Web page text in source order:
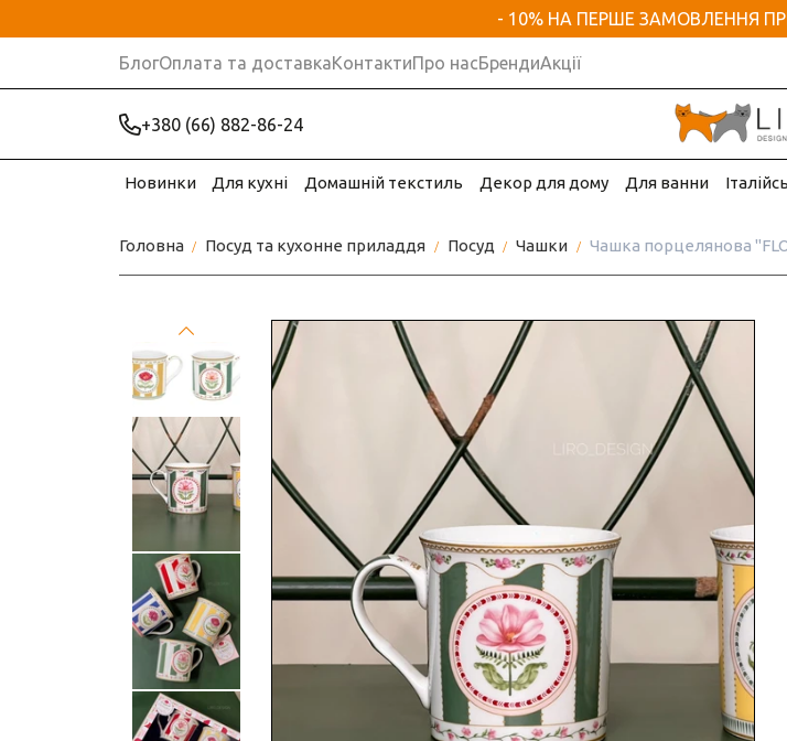
- 10% НА ПЕРШЕ ЗАМОВЛЕННЯ
БлогОплата та доставкаКонтактиПро насБрендиАкції
+380 (66) 882-86-24
Новинки Для кухні Домашній текстиль Декор для дому Для ванни
Головна Посуд та кухонне приладдя Посуд Чашки Чашка порцелянова